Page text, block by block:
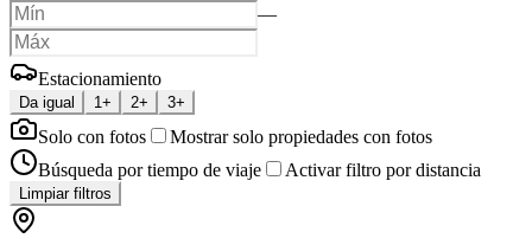
—
Estacionamiento
Da igual 1+ 2+ 3+
Solo con fotos
Mostrar solo propiedades con fotos
Búsqueda por tiempo de viaje
Activar filtro por distancia
Limpiar filtros